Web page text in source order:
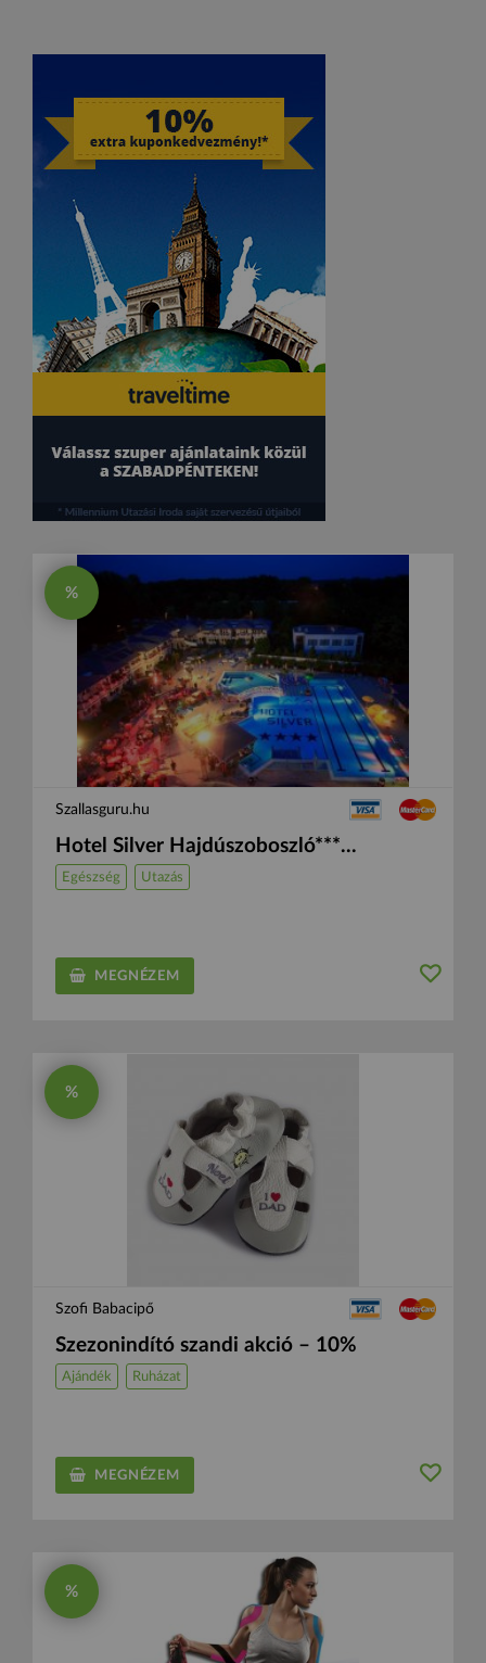
%
Szallasguru.hu
Hotel Silver Hajdúszoboszló***...
Egészség Utazás
MEGNÉZEM
%
Szofi Babacipő
Szezonindító szandi akció – 10%
Ajándék Ruházat
MEGNÉZEM
%